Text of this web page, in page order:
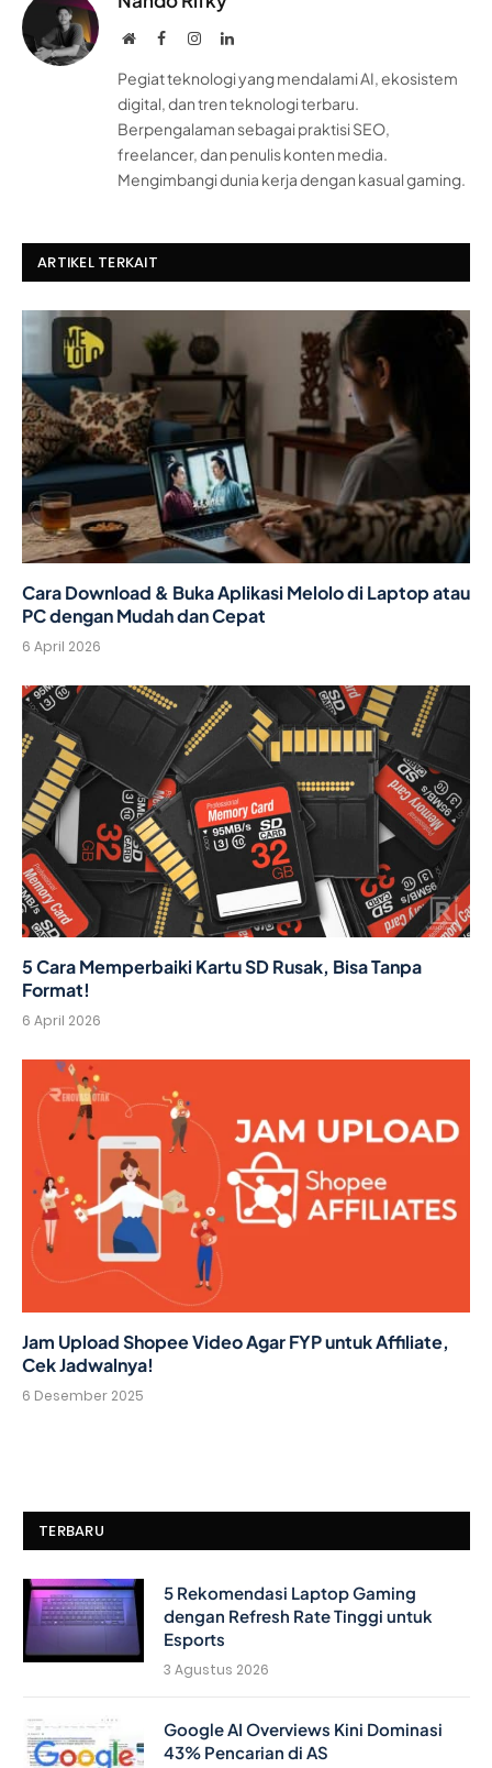
WebsiteFacebookInstagramLinkedIn
Pegiat teknologi yang mendalami AI, ekosistem
digital, dan tren teknologi terbaru.
Berpengalaman sebagai praktisi SEO,
freelancer, dan penulis konten media.
Mengimbangi dunia kerja dengan kasual gaming.
ARTIKEL TERKAIT
Cara Download & Buka Aplikasi Melolo di Laptop atau
PC dengan Mudah dan Cepat
6 April 2026
5 Cara Memperbaiki Kartu SD Rusak, Bisa Tanpa
Format!
6 April 2026
Jam Upload Shopee Video Agar FYP untuk Affiliate,
Cek Jadwalnya!
6 Desember 2025
TERBARU
5 Rekomendasi Laptop Gaming
dengan Refresh Rate Tinggi untuk
Esports
3 Agustus 2026
Google AI Overviews Kini Dominasi
43% Pencarian di AS